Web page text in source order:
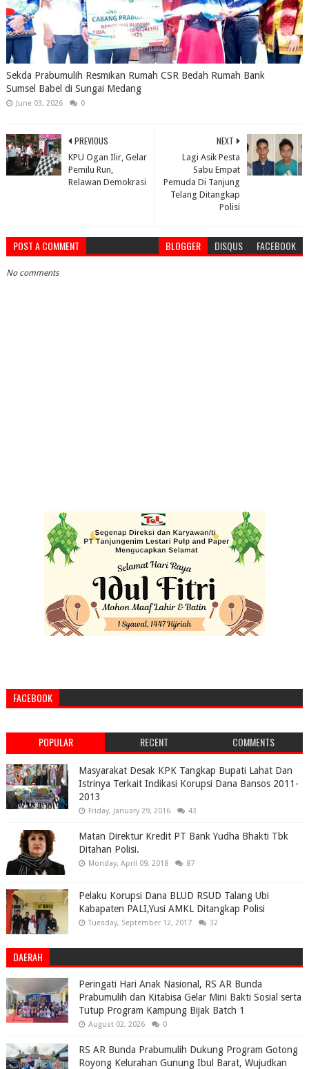
Sekda Prabumulih Resmikan Rumah CSR Bedah Rumah Bank
Sumsel Babel di Sungai Medang
June 03, 2026 0
NEXT
Lagi Asik Pesta
Sabu Empat
Pemuda Di Tanjung
Telang Ditangkap
Polisi
PREVIOUS
KPU Ogan Ilir, Gelar
Pemilu Run,
Relawan Demokrasi
POST A COMMENT BLOGGER DISQUS FACEBOOK
No comments
FACEBOOK
POPULAR RECENT COMMENTS
Masyarakat Desak KPK Tangkap Bupati Lahat Dan
Istrinya Terkait Indikasi Korupsi Dana Bansos 2011-
2013
Friday, January 29, 2016 43
Matan Direktur Kredit PT Bank Yudha Bhakti Tbk
Ditahan Polisi.
Monday, April 09, 2018 87
Pelaku Korupsi Dana BLUD RSUD Talang Ubi
Kabapaten PALI,Yusi AMKL Ditangkap Polisi
Tuesday, September 12, 2017 32
DAERAH
Peringati Hari Anak Nasional, RS AR Bunda
Prabumulih dan Kitabisa Gelar Mini Bakti Sosial serta
Tutup Program Kampung Bijak Batch 1
August 02, 2026 0
RS AR Bunda Prabumulih Dukung Program Gotong
Royong Kelurahan Gunung Ibul Barat, Wujudkan